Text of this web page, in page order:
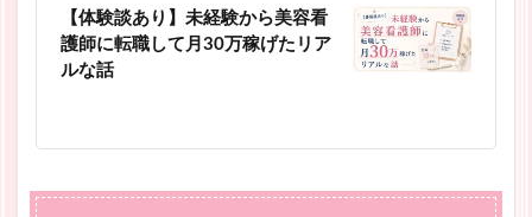
【体験談あり】未経験から美容看
護師に転職して月30万稼げたリア
ルな話